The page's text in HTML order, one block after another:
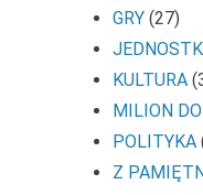
GRY (27)
KULTURA
MILION
POLITYKA
Z